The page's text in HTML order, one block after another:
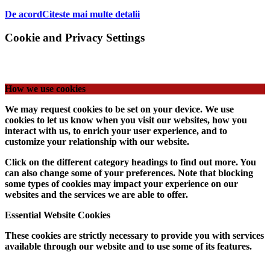
De acordCiteste mai multe detalii
Cookie and Privacy Settings
How we use cookies
We may request cookies to be set on your device. We use
cookies to let us know when you visit our websites, how you
interact with us, to enrich your user experience, and to
customize your relationship with our website.
Click on the different category headings to find out more. You
can also change some of your preferences. Note that blocking
some types of cookies may impact your experience on our
websites and the services we are able to offer.
Essential Website Cookies
These cookies are strictly necessary to provide you with services
available through our website and to use some of its features.